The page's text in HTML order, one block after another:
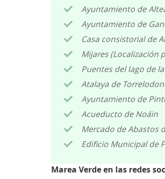
Ayuntamiento de
Ayuntamiento de
Casa consistorial de
Mijares (Localización
Puentes del lago de
Atalaya de
Ayuntamiento de
Acueducto de Noáin
Mercado de Abastos
Edificio Municipal de
Marea Verde en las redes